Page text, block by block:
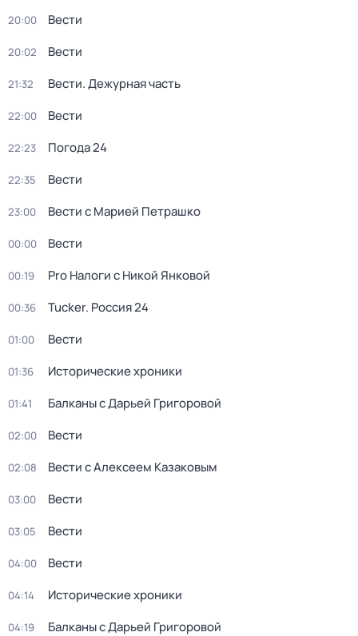
20:00 Вести
20:02 Вести
21:32 Вести. Дежурная часть
22:00 Вести
22:23 Погода 24
22:35 Вести
23:00 Вести с Марией Петрашко
00:00 Вести
00:19 Pro Налоги с Никой Янковой
00:36 Tucker. Россия 24
01:00 Вести
01:36 Исторические хроники
01:41 Балканы с Дарьей Григоровой
02:00 Вести
02:08 Вести с Алексеем Казаковым
03:00 Вести
03:05 Вести
04:00 Вести
04:14 Исторические хроники
04:19 Балканы с Дарьей Григоровой